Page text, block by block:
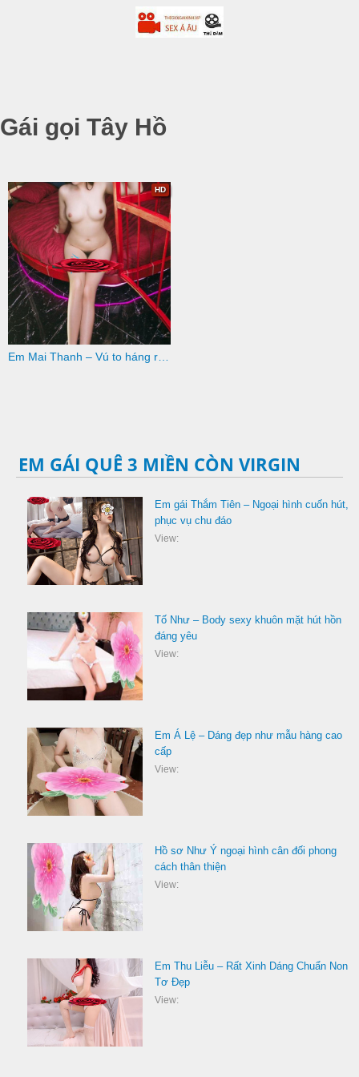
Gái gọi Tây Hồ
HD
EM GÁI QUÊ 3 MIỀN CÒN VIRGIN
Em gái Thắm Tiên – Ngoại hình cuốn hút,
phục vụ chu đáo
View:
Tố Như – Body sexy khuôn mặt hút hồn
đáng yêu
View:
Em Á Lệ – Dáng đẹp như mẫu hàng cao
cấp
View:
Hồ sơ Như Ý ngoại hình cân đối phong
cách thân thiện
View:
Em Thu Liễu – Rất Xinh Dáng Chuẩn Non
Tơ Đẹp
View: